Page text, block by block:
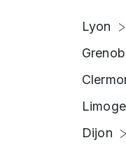
Lyon
Dijon